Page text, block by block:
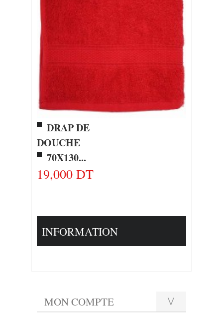
DRAP DE
DOUCHE
70X130...
19,000 DT
INFORMATION
MON COMPTE